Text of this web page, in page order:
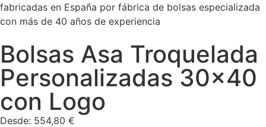
Bolsas Asa Troquelada
Personalizadas 30×40
con Logo
Desde: 554,80 €